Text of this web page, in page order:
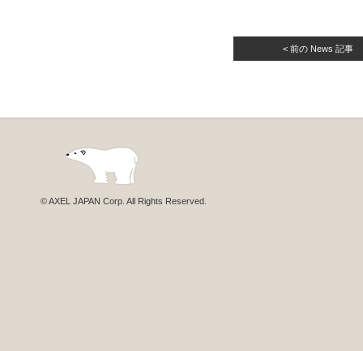
< 前の News 記事
© AXEL JAPAN Corp. All Rights Reserved.